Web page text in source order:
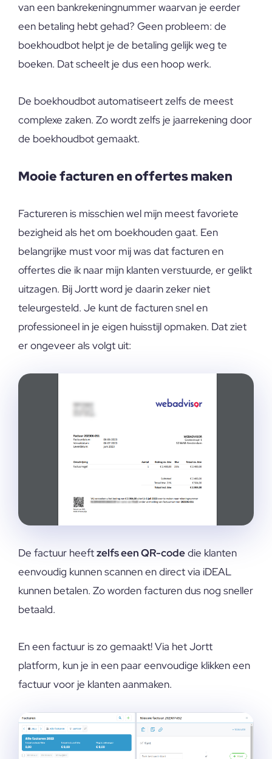
van een bankrekeningnummer waarvan je eerder
een betaling hebt gehad? Geen probleem: de
boekhoudbot helpt je de betaling gelijk weg te
boeken. Dat scheelt je dus een hoop werk.
De boekhoudbot automatiseert zelfs de meest
complexe zaken. Zo wordt zelfs je jaarrekening door
de boekhoudbot gemaakt.
Mooie facturen en offertes maken
Factureren is misschien wel mijn meest favoriete
bezigheid als het om boekhouden gaat. Een
belangrijke must voor mij was dat facturen en
offertes die ik naar mijn klanten verstuurde, er gelikt
uitzagen. Bij Jortt word je daarin zeker niet
teleurgesteld. Je kunt de facturen snel en
professioneel in je eigen huisstijl opmaken. Dat ziet
er ongeveer als volgt uit:
De factuur heeftzelfs een QR-codedie klanten
eenvoudig kunnen scannen en direct via iDEAL
kunnen betalen. Zo worden facturen dus nog sneller
betaald.
En een factuur is zo gemaakt! Via het Jortt
platform, kun je in een paar eenvoudige klikken een
factuur voor je klanten aanmaken.